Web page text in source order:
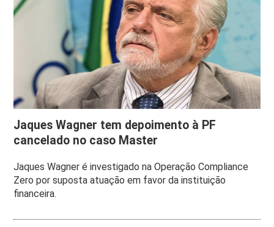
Jaques Wagner tem depoimento à PF
cancelado no caso Master
Jaques Wagner é investigado na Operação Compliance
Zero por suposta atuação em favor da instituição
financeira.